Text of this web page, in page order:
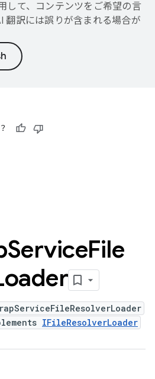
して、コンテンツをご希望の言
翻訳には誤りが含まれる場合が
ServiceFile
IFileResolverLoader